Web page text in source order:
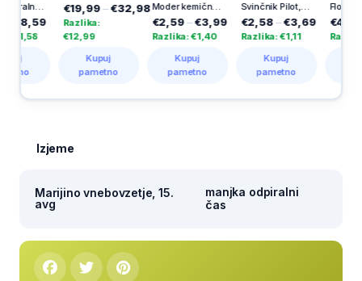
€19,99–€32,98
Razlika:
€12,99
pametno
Moder kemični svinčnik, Bic, 1 mm, 3/1
–€3,99
Razlika: €1,40
pametno
Svinčnik Pilot, tehnični, Super grip z minica
€2,58 –€3,69
Razlika: €1,11
pametno
€4,19 –
Razlika: €2,80
Izjeme
Marijino vnebovzetje, 15.
avg
manjka odpiralni
čas